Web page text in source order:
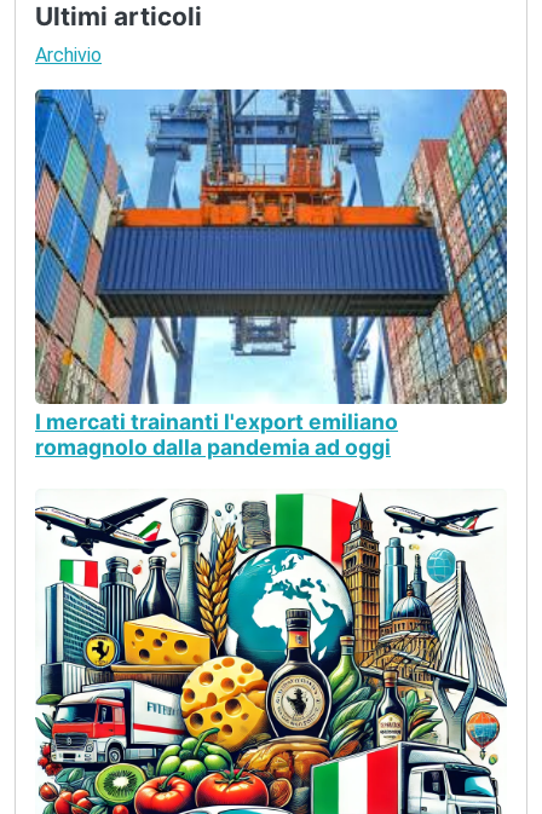
Ultimi articoli
Archivio
I mercati trainanti l'export emiliano
romagnolo dalla pandemia ad oggi